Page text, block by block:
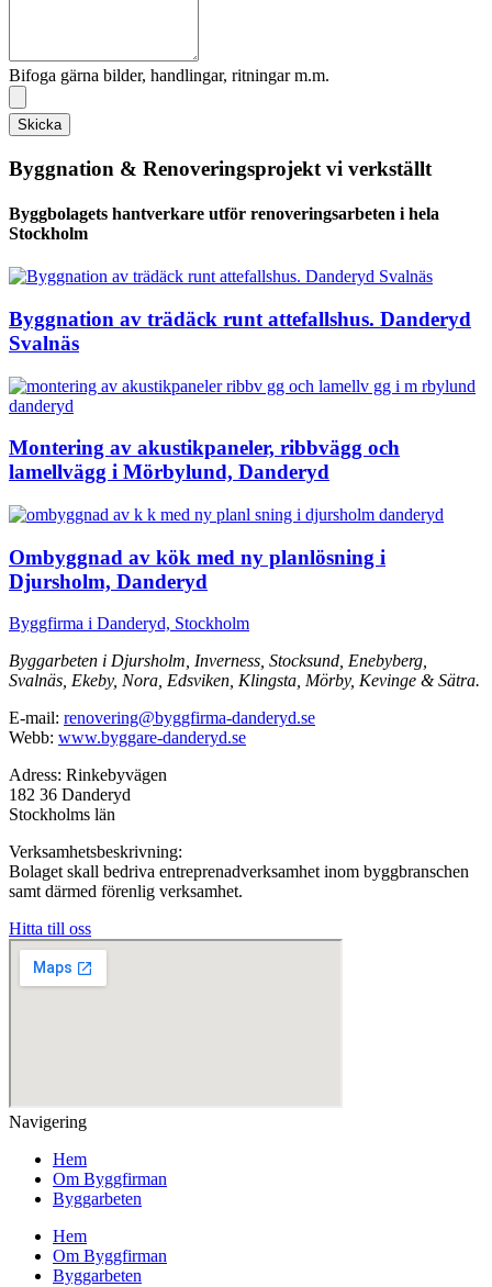
Bifoga gärna bilder, handlingar, ritningar m.m.
Skicka
Byggnation & Renoveringsprojekt vi verkställt
Byggbolagets hantverkare utför renoveringsarbeten i hela
Stockholm
Byggnation av trädäck runt attefallshus. Danderyd
Svalnäs
Montering av akustikpaneler, ribbvägg och
lamellvägg i Mörbylund, Danderyd
Ombyggnad av kök med ny planlösning i
Djursholm, Danderyd
Byggfirma i Danderyd, Stockholm
Byggarbeten i Djursholm, Inverness, Stocksund, Enebyberg,
Svalnäs, Ekeby, Nora, Edsviken, Klingsta, Mörby, Kevinge & Sätra.
E-mail: renovering@byggfirma-danderyd.se
Webb: www.byggare-danderyd.se
Adress: Rinkebyvägen
182 36 Danderyd
Stockholms län
Verksamhetsbeskrivning:
Bolaget skall bedriva entreprenadverksamhet inom byggbranschen
samt därmed förenlig verksamhet.
Hitta till oss
Navigering
Hem
Om Byggfirman
Byggarbeten
Hem
Om Byggfirman
Byggarbeten